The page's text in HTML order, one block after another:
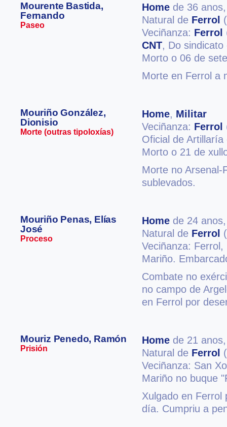
Mourente Bastida,
Fernando
Paseo
Home de 36
Natural de Ferrol
Veciñanza: Ferrol
CNT, Do
Morto o 06 de
Morte en Ferrol a
Mouriño González,
Dionisio
Morte (outras tipoloxías)
Home, Militar
Veciñanza: Ferrol
Oficial de
Morto o 21 de
Morte no Arsenal-
sublevados.
Mouriño Penas, Elías
José
Proceso
Home de 24
Natural de Ferrol
Veciñanza: Ferrol,
Mariño.
Combate no
no campo de
en Ferrol por
Mouriz Penedo, Ramón
Prisión
Home de 21
Natural de Ferrol
Veciñanza: San
Mariño no buque
Xulgado en Ferrol
día. Cumpriu a